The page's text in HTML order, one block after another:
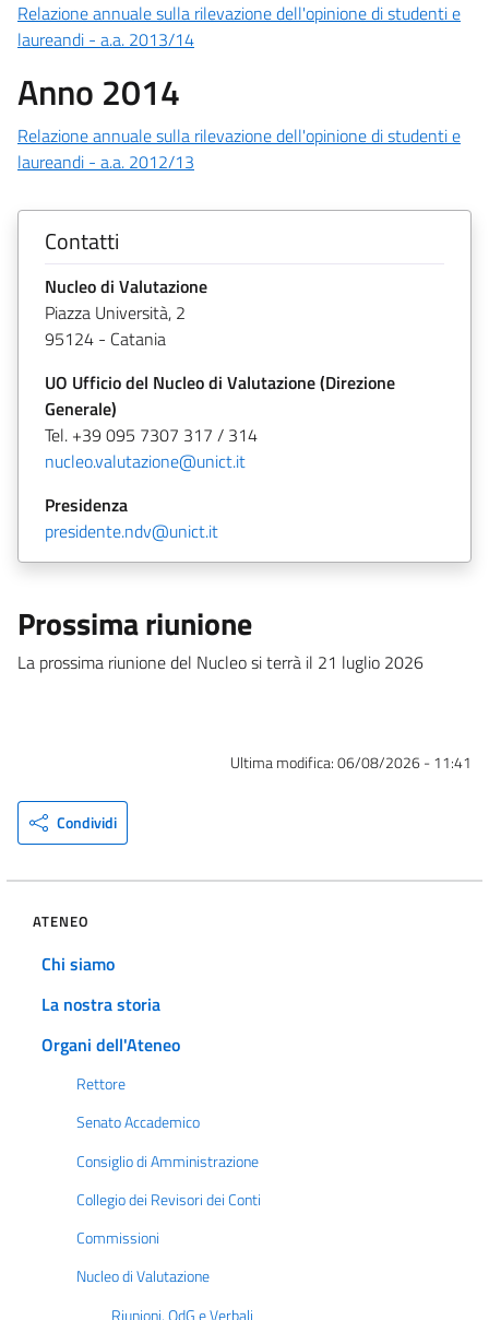
Relazione annuale sulla rilevazione dell'opinione di studenti e
laureandi - a.a. 2013/14
Anno 2014
Relazione annuale sulla rilevazione dell'opinione di studenti e
laureandi - a.a. 2012/13
Contatti
Nucleo di Valutazione
Piazza Università, 2
95124 - Catania
UO Ufficio del Nucleo di Valutazione (Direzione
Generale)
Tel. +39 095 7307 317 / 314
nucleo.valutazione@unict.it
Presidenza
presidente.ndv@unict.it
Prossima riunione
La prossima riunione del Nucleo si terrà il 21 luglio 2026
Ultima modifica:06/08/2026 - 11:41
Condividi
ATENEO
Chi siamo
La nostra storia
Organi dell'Ateneo
Rettore
Senato Accademico
Consiglio di Amministrazione
Collegio dei Revisori dei Conti
Commissioni
Nucleo di Valutazione
Riunioni, OdG e Verbali